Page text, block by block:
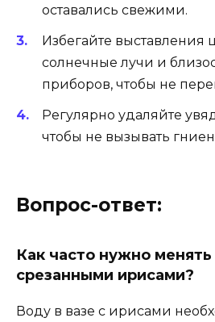
оставались свежими.
Избегайте выставления
солнечные лучи и
приборов, чтобы не
Регулярно удаляйте
чтобы не вызывать
Вопрос-ответ:
Как часто нужно менять
срезанными ирисами?
Воду в вазе с ирисами